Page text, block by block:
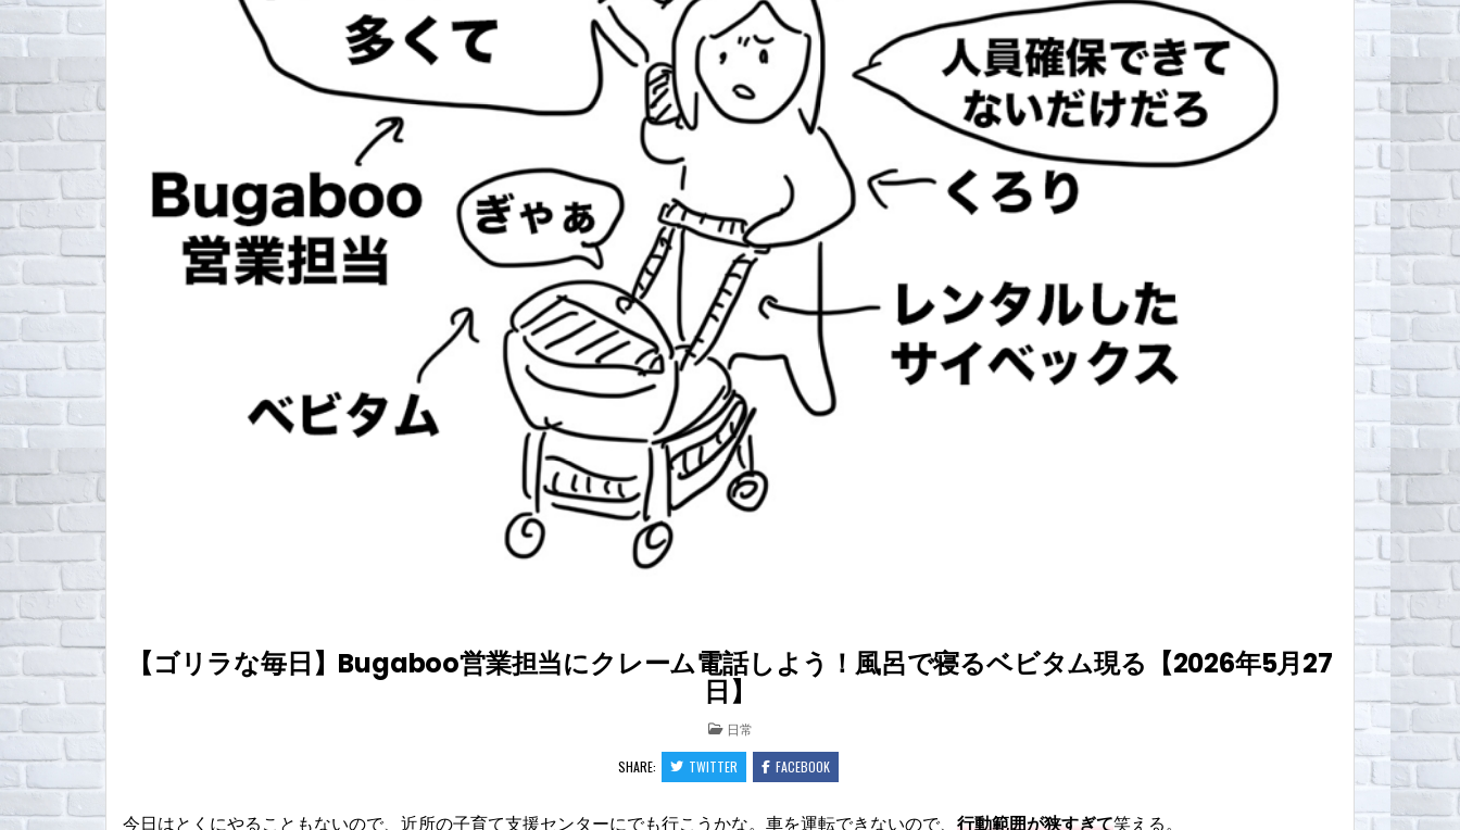
【ゴリラな毎日】Bugaboo営業担当にクレーム電話しよう！風呂で寝るベビタム現る【2026年5月27
日】
POSTED
IN
日常
SHARE: TWITTER FACEBOOK
今日はとくにやることもないので、近所の子育て支援センターにでも行こうかな。車を運転できないので、 行動範囲が狭すぎて笑える。